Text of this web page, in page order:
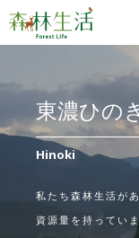
東濃ひの
Hinoki
私たち森林生活が
資源量を持っていま